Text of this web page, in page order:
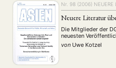
ANTRAG AUF EINEN SMALL GRANT DER
Aktuelles von unseren Mitgliedern
Auszeichnung
Cinema (4) DGA
Nr. 98 (2006) NEUERE
Neuere Literatur
Die Mitglieder der
neuesten
von Uwe Kotzel